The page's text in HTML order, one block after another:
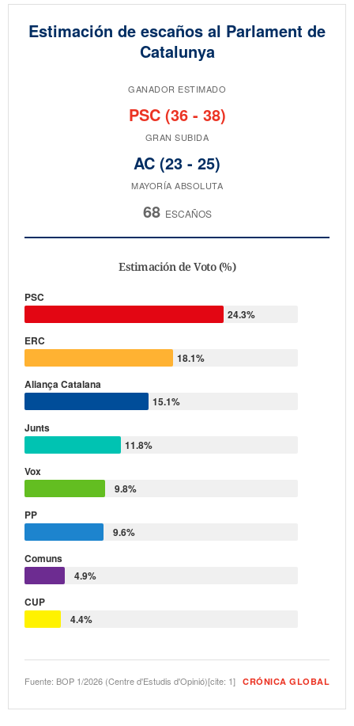
Estimación de escaños al Parlament de
Catalunya
GANADOR ESTIMADO
PSC (36 - 38)
GRAN SUBIDA
AC (23 - 25)
MAYORÍA ABSOLUTA
68 ESCAÑOS
Reparto de escaños (Hemiciclo)
Estimación de Voto (%)
PSC
24.3%
ERC
18.1%
Aliança Catalana
15.1%
Junts
11.8%
Vox
9.8%
PP
9.6%
Comuns
4.9%
CUP
4.4%
Fuente: BOP 1/2026 (Centre d'Estudis d'Opinió)[cite: 1] CRÓNICA GLOBAL